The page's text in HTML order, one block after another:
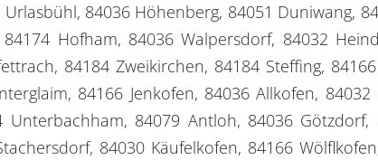
84036 Höhenberg, 84051 Duniwang,
84174 Hofham, 84036 Walpersdorf, 84032
84184 Zweikirchen, 84184 Steffing,
84166 Jenkofen, 84036 Allkofen,
Unterbachham, 84079 Antloh, 84036
84030 Käufelkofen, 84166